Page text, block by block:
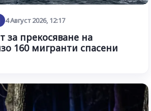
4 Август 2026, 12:17
за прекосяване на
160 мигранти спасени